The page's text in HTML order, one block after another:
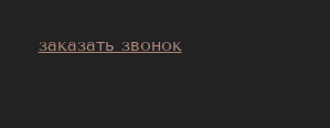
заказать звонок